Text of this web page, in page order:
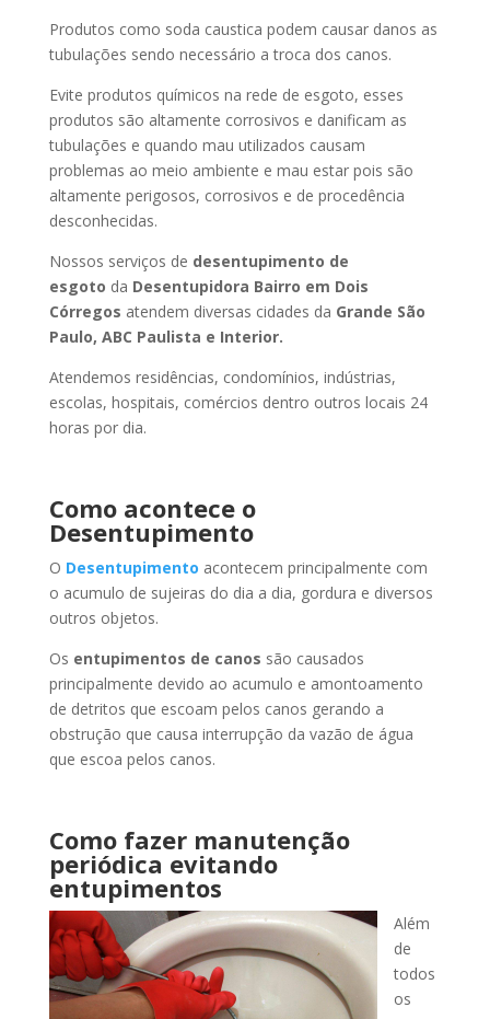
Produtos como soda caustica podem causar danos as
tubulações sendo necessário a troca dos canos.
Evite produtos químicos na rede de esgoto, esses
produtos são altamente corrosivos e danificam as
tubulações e quando mau utilizados causam
problemas ao meio ambiente e mau estar pois são
altamente perigosos, corrosivos e de procedência
desconhecidas.
Nossos serviços de desentupimento de
esgoto da Desentupidora Bairro em Dois
Córregos atendem diversas cidades da Grande São
Paulo, ABC Paulista e Interior.
Atendemos residências, condomínios, indústrias,
escolas, hospitais, comércios dentro outros locais 24
horas por dia.
Como acontece o
Desentupimento
O Desentupimento acontecem principalmente com
o acumulo de sujeiras do dia a dia, gordura e diversos
outros objetos.
Os entupimentos de canos são causados
principalmente devido ao acumulo e amontoamento
de detritos que escoam pelos canos gerando a
obstrução que causa interrupção da vazão de água
que escoa pelos canos.
Como fazer manutenção
periódica evitando
entupimentos
Além
de
todos
os